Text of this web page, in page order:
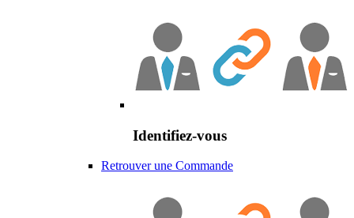
Identifiez-vous
Retrouver une Commande